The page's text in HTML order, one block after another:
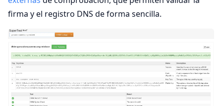
firma y el registro DNS de forma sencilla.